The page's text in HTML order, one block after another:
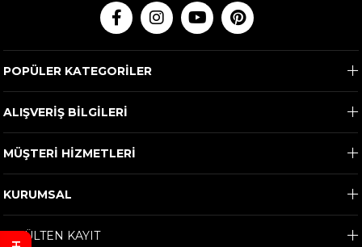
POPÜLER KATEGORİLER
ALIŞVERİŞ BİLGİLERİ
MÜŞTERİ HİZMETLERİ
KURUMSAL
E-BÜLTEN KAYIT